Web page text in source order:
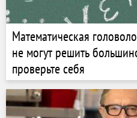
Математическая
не могут решить
проверьте себя